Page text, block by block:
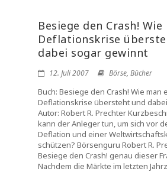
Besiege den Crash! Wie
Deflationskrise
dabei sogar gewinnt
12. Juli 2007 Börse, Bücher
Buch: Besiege den Crash! Wie man
Deflationskrise übersteht und
Autor: Robert R. Prechter
kann der Anleger tun, um sich vor
Deflation und einer
schützen? Börsenguru Robert R.
Besiege den Crash! genau dieser
Nachdem die Märkte im letzten